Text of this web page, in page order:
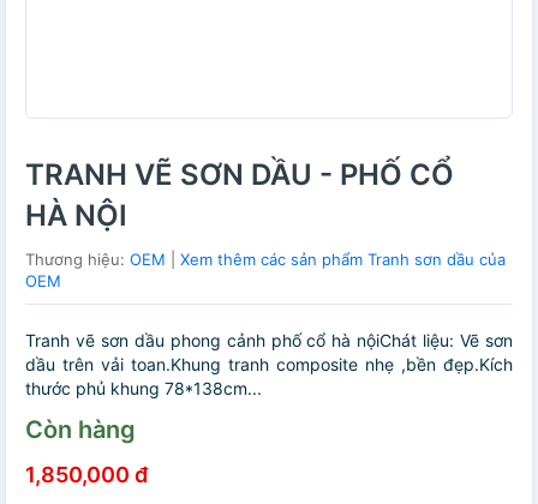
TRANH VẼ SƠN DẦU - PHỐ CỔ
HÀ NỘI
Thương hiệu: OEM
Xem thêm các sản phẩm Tranh sơn dầu của
OEM
Tranh vẽ sơn dầu phong cảnh phố cổ hà nộiChát liệu: Vẽ sơn
dầu trên vải toan.Khung tranh composite nhẹ ,bền đẹp.Kích
thước phủ khung 78*138cm...
Còn hàng
1,850,000 đ